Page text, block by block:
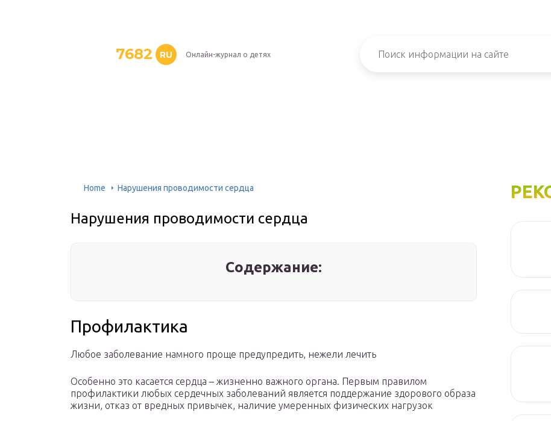
7682 RU Онлайн-журнал о детях
Home Нарушения проводимости сердца
Нарушения проводимости сердца
Содержание:
Профилактика
Любое заболевание намного проще предупредить, нежели лечить
Особенно это касается сердца – жизненно важного органа. Первым правилом
профилактики любых сердечных заболеваний является поддержание здорового образа
жизни, отказ от вредных привычек, наличие умеренных физических нагрузок